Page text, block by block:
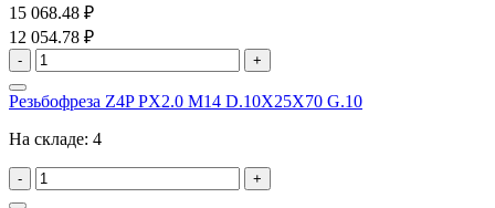
15 068.48 ₽
12 054.78 ₽
- +
Резьбофреза Z4P PX2.0 M14 D.10X25X70 G.10
На складе: 4
- +